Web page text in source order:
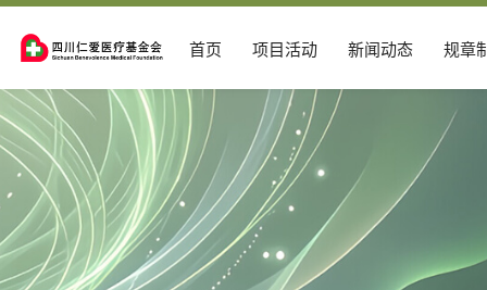
首页 项目活动 新闻动态 规章